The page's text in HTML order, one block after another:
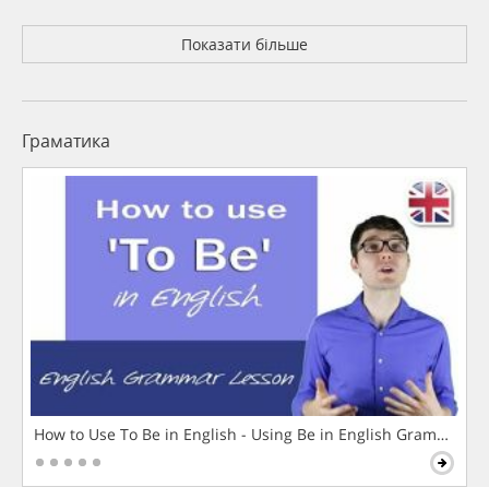
Показати більше
Граматика
How to Use To Be in English - Using Be in English Grammar